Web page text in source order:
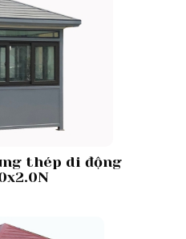
thép di động